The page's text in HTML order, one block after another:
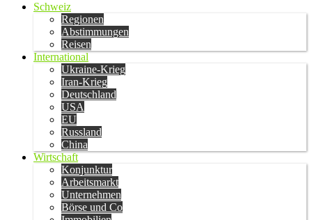
Schweiz
Regionen
Abstimmungen
Reisen
International
Ukraine-Krieg
Iran-Krieg
Deutschland
USA
EU
Russland
China
Wirtschaft
Konjunktur
Arbeitsmarkt
Unternehmen
Börse und Co